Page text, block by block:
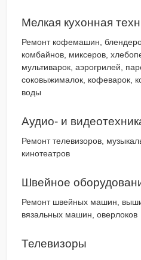
Мелкая кухонная
Ремонт кофемашин,
комбайнов, миксеров,
мультиварок, аэрогрилей,
соковыжималок, кофеварок,
воды
Аудио- и
Ремонт телевизоров,
кинотеатров
Швейное
Ремонт швейных машин,
вязальных машин, оверлоков
Телевизоры